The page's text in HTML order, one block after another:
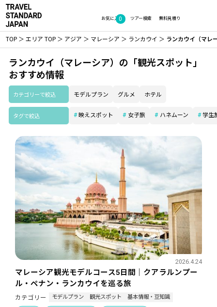
お気に入り
0 無料見積り
ツアー検索
TOP エリア TOP アジア マレーシア ランカウイ ランカウイ（マレ
ランカウイ（マレーシア）の「観光スポット」
おすすめ情報
カテゴリーで絞込 モデルプラン グルメ ホテル
タグで絞込 映えスポット 女子旅 ハネムーン 学生
マレーシア観光モデルコース5日間｜クアラルンプー
ル・ペナン・ランカウイを巡る旅
2026.4.24
カテゴリー モデルプラン 観光スポット 基本情報・豆知識